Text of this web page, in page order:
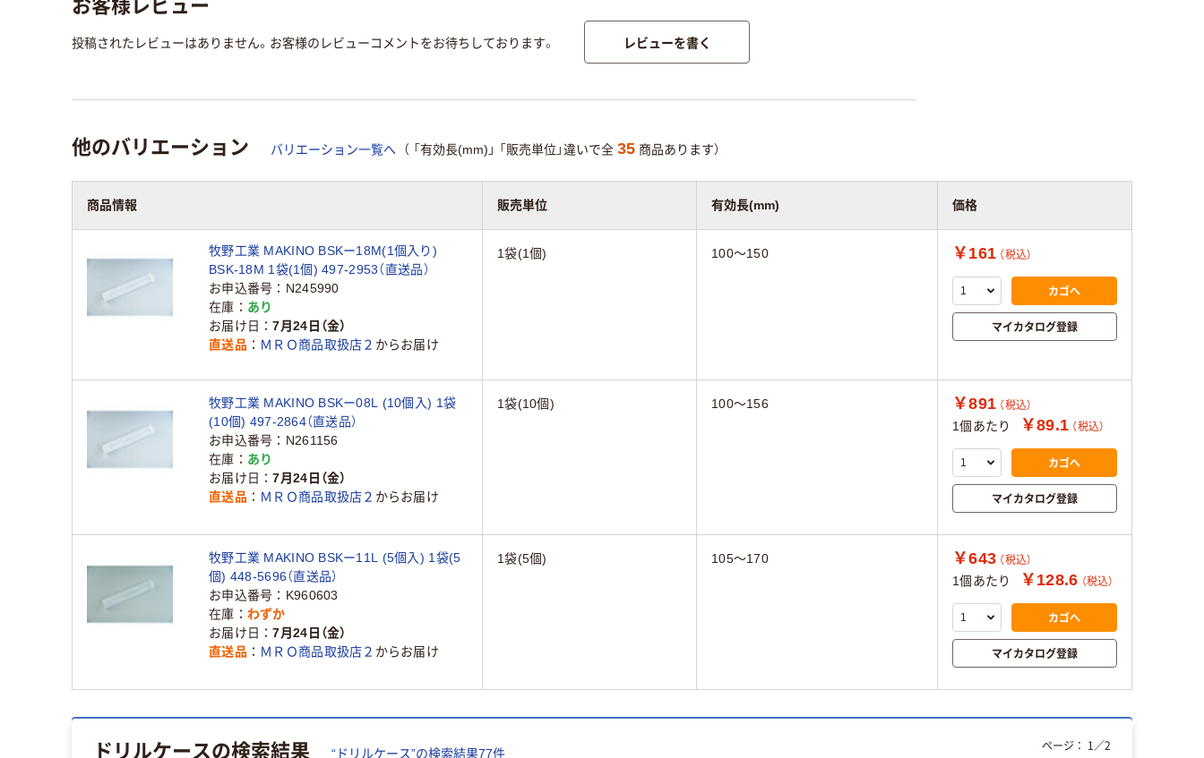
投稿されたレビューはありません。お客様のレビューコメントをお待ちしております。 レビューを書く
他のバリエーション バリエーション一覧へ （ 「有効長(mm)」 「販売単位」違いで全 35 商品あります）
商品情報 販売単位 有効長(mm) 価格
牧野工業 MAKINO BSKー18M(1個入り)
BSK-18M 1袋(1個) 497-2953（直送品）
お申込番号
N245990
在庫
あり
お届け日
7月24日（金）
直送品
ＭＲＯ商品取扱店２ からお届け
1袋(1個) 100～150 ￥161 （税込）
カゴへ
マイカタログ登録
牧野工業 MAKINO BSKー08L (10個入) 1袋
(10個) 497-2864（直送品）
お申込番号
N261156
在庫
あり
お届け日
7月24日（金）
直送品
ＭＲＯ商品取扱店２ からお届け
1袋(10個) 100～156 ￥891 （税込）
1個あたり ￥89.1 （税込）
カゴへ
マイカタログ登録
牧野工業 MAKINO BSKー11L (5個入) 1袋(5
個) 448-5696（直送品）
お申込番号
K960603
在庫
わずか
お届け日
7月24日（金）
直送品
ＭＲＯ商品取扱店２ からお届け
1袋(5個) 105～170 ￥643 （税込）
1個あたり ￥128.6 （税込）
カゴへ
マイカタログ登録
ドリルケースの検索結果 “ ドリルケース”の検索結果77件
ページ： 1 ／2